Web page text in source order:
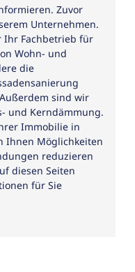
Zuvor
Unternehmen.
Ihr Fachbetrieb für
Wohn- und
die
sind wir
und Kerndämmung.
Immobilie in
Ihnen Möglichkeiten
reduzieren
diesen Seiten
für Sie